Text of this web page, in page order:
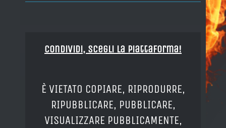
Condividi, Scegli la piattaforma!
È VIETATO COPIARE, RIPRODURRE,
RIPUBBLICARE, PUBBLICARE,
VISUALIZZARE PUBBLICAMENTE,